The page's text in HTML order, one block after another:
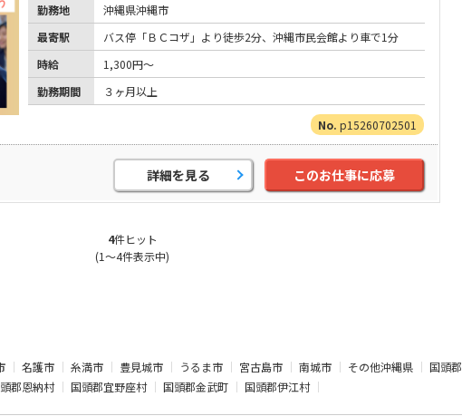
勤務地
沖縄県沖縄市
最寄駅
バス停「ＢＣコザ」より徒歩2分、沖縄市民会館より車で1分
時給
1,300円～
勤務期間
３ヶ月以上
p15260702501
詳細を見る このお仕事に応募
4件ヒット
(1～4件表示中)
名護市 糸満市 豊見城市 うるま市 宮古島市 南城市 その他沖縄県
国頭
郡恩納村 国頭郡宜野座村 国頭郡金武町 国頭郡伊江村